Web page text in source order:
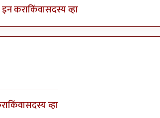
कराकिंवासदस्य व्हा
किंवासदस्य व्हा